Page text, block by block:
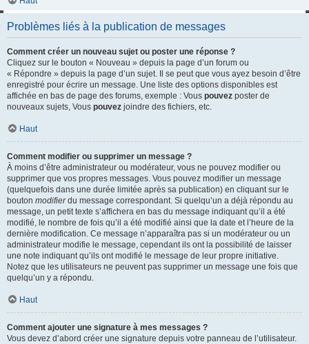
Problèmes liés à la publication de messages
Comment créer un nouveau sujet ou poster une réponse ?
Cliquez sur le bouton « Nouveau » depuis la page d’un forum ou
« Répondre » depuis la page d’un sujet. Il se peut que vous ayez besoin d’être
enregistré pour écrire un message. Une liste des options disponibles est
affichée en bas de page des forums, exemple : Vous pouvez poster de
nouveaux sujets, Vous pouvez joindre des fichiers, etc.
Haut
Comment modifier ou supprimer un message ?
À moins d’être administrateur ou modérateur, vous ne pouvez modifier ou
supprimer que vos propres messages. Vous pouvez modifier un message
(quelquefois dans une durée limitée après sa publication) en cliquant sur le
bouton modifierdu message correspondant. Si quelqu’un a déjà répondu au
message, un petit texte s’affichera en bas du message indiquant qu’il a été
modifié, le nombre de fois qu’il a été modifié ainsi que la date et l’heure de la
dernière modification. Ce message n’apparaîtra pas si un modérateur ou un
administrateur modifie le message, cependant ils ont la possibilité de laisser
une note indiquant qu’ils ont modifié le message de leur propre initiative.
Notez que les utilisateurs ne peuvent pas supprimer un message une fois que
quelqu’un y a répondu.
Haut
Comment ajouter une signature à mes messages ?
Vous devez d’abord créer une signature depuis votre panneau de l’utilisateur.